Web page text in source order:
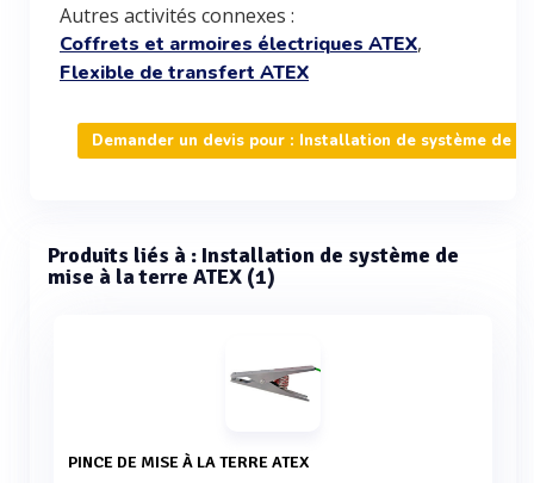
Autres activités connexes :
Coffrets et armoires électriques ATEX,
Flexible de transfert ATEX
Demander un devis pour : Installation de système de
Produits liés à : Installation de système de
mise à la terre ATEX (1)
PINCE DE MISE À LA TERRE ATEX